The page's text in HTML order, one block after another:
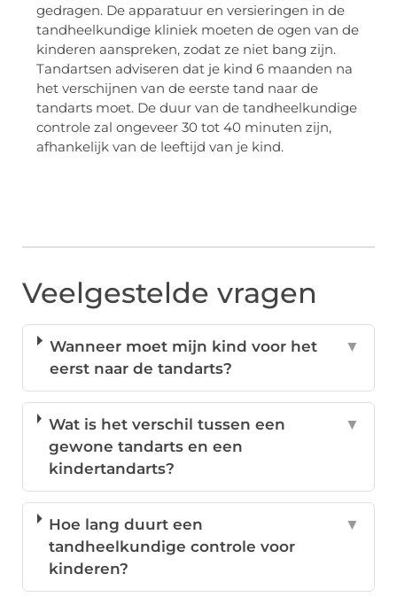
gedragen. De apparatuur en versieringen in de
tandheelkundige kliniek moeten de ogen van de
kinderen aanspreken, zodat ze niet bang zijn.
Tandartsen adviseren dat je kind 6 maanden na
het verschijnen van de eerste tand naar de
tandarts moet. De duur van de tandheelkundige
controle zal ongeveer 30 tot 40 minuten zijn,
afhankelijk van de leeftijd van je kind.
Veelgestelde vragen
Wanneer moet mijn kind voor het
eerst naar de tandarts?
▼
Wat is het verschil tussen een
gewone tandarts en een
kindertandarts?
▼
Hoe lang duurt een
tandheelkundige controle voor
kinderen?
▼